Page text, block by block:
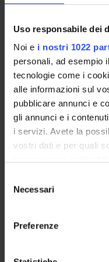
Uso responsabile dei
Noi e i nostri 1022
personali, ad esempio
tecnologie come i
alle informazioni sul
pubblicare annunci e
gli annunci e i
i servizi. Avete la
vostri dati e per quali
modificare o revocare
momento dalla
raccogliere
delNecessari
Preferenze
Germanic Philology.
Filologia germanica
Germanic Philology -
Filologia germanica
German Medial
Filologia germanica
German Philology -
Filologia germanica
Individual authors or
Filologia germanica